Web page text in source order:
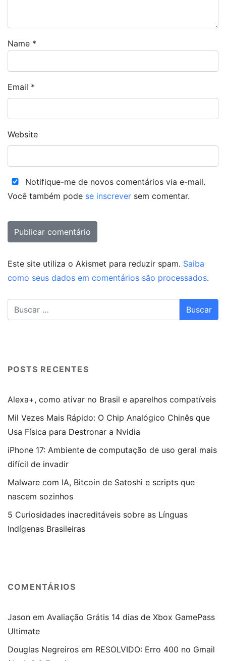
Name *
Email *
Website
Notifique-me de novos comentários via e-mail.
Você também pode se inscrever sem comentar.
Este site utiliza o Akismet para reduzir spam. Saiba
como seus dados em comentários são processados.
POSTS RECENTES
Alexa+, como ativar no Brasil e aparelhos compatíveis
Mil Vezes Mais Rápido: O Chip Analógico Chinês que
Usa Física para Destronar a Nvidia
iPhone 17: Ambiente de computação de uso geral mais
difícil de invadir
Malware com IA, Bitcoin de Satoshi e scripts que
nascem sozinhos
5 Curiosidades inacreditáveis sobre as Línguas
Indígenas Brasileiras
COMENTÁRIOS
Jason em Avaliação Grátis 14 dias de Xbox GamePass
Ultimate
Douglas Negreiros em RESOLVIDO: Erro 400 no Gmail